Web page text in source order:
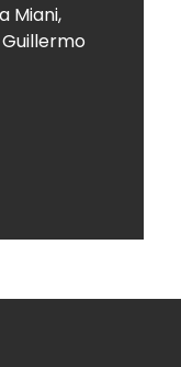
Miani,